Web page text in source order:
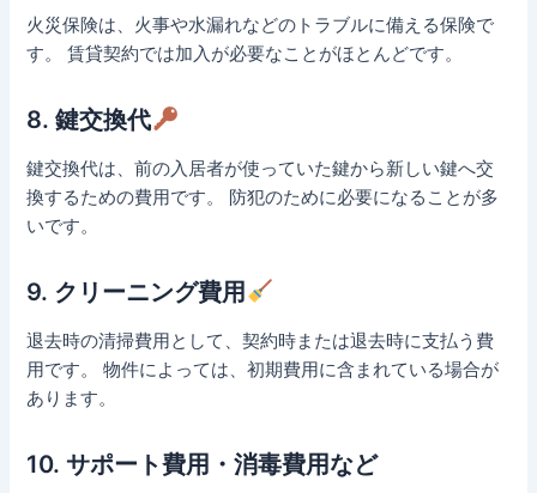
火災保険は、火事や水漏れなどのトラブルに備える保険で
す。 賃貸契約では加入が必要なことがほとんどです。
8. 鍵交換代
鍵交換代は、前の入居者が使っていた鍵から新しい鍵へ交
換するための費用です。 防犯のために必要になることが多
いです。
9. クリーニング費用
退去時の清掃費用として、契約時または退去時に支払う費
用です。 物件によっては、初期費用に含まれている場合が
あります。
10. サポート費用・消毒費用など